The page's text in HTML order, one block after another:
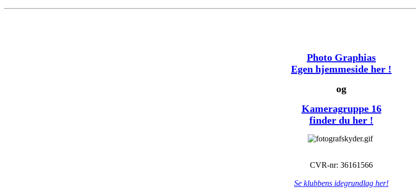
Photo Graphias
Egen hjemmeside her !
og
Kameragruppe 16
finder du her !
CVR-nr: 36161566
Se klubbens idegrundlag her!